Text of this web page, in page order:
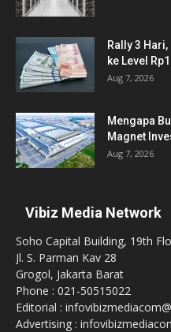
Rally 3
ke Level
Aug 7, 2026
Mengapa
Magnet
Aug 7, 2026
Vibiz Media Network
Soho Capital Building, 19th
Jl. S. Parman Kav 28
Grogol, Jakarta Barat
Phone : 021-50515022
Editorial :
Advertising :